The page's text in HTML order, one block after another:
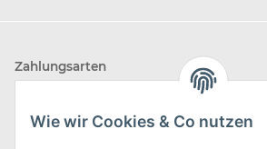
Wie wir Cookies & Co nutzen
Zahlungsarten